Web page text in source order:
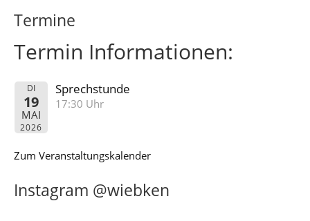
Termine
Termin Informationen:
DI
19
MAI
2026
Sprechstunde
17:30 Uhr
Zum Veranstaltungskalender
Instagram @wiebken